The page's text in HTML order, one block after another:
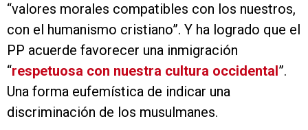
“valores morales compatibles con los nuestros,
con el humanismo cristiano”. Y ha logrado que el
PP acuerde favorecer una inmigración
“respetuosa con nuestra cultura occidental”.
Una forma eufemística de indicar una
discriminación de los musulmanes.